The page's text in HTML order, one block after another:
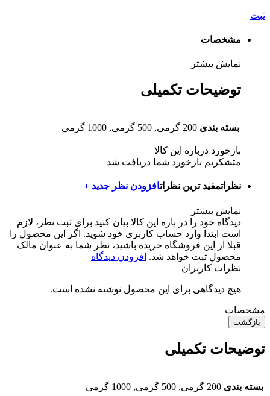
ثبت
مشخصات
نمایش بیشتر
توضیحات تکمیلی
بسته بندی 200 گرمی, 500 گرمی, 1000 گرمی
بازخورد درباره این کالا
متشکریم بازخورد شما دریافت شد
نظراتمفید ترین نظراتافزودن نظر جدید +
نمایش بیشتر
دیدگاه خود را در باره این کالا بیان کنید برای ثبت نظر، لازم
است ابتدا وارد حساب کاربری خود شوید. اگر این محصول را
قبلا از این فروشگاه خریده باشید، نظر شما به عنوان مالک
محصول ثبت خواهد شد. افزودن دیدگاه
نظرات کاربران
هیچ دیدگاهی برای این محصول نوشته نشده است.
مشخصات
بازگشت
توضیحات تکمیلی
بسته بندی 200 گرمی, 500 گرمی, 1000 گرمی